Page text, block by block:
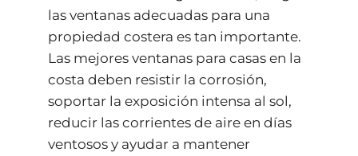
las ventanas adecuadas para una
propiedad costera es tan importante.
Las mejores ventanas para casas en la
costa deben resistir la corrosión,
soportar la exposición intensa al sol,
reducir las corrientes de aire en días
ventosos y ayudar a mantener